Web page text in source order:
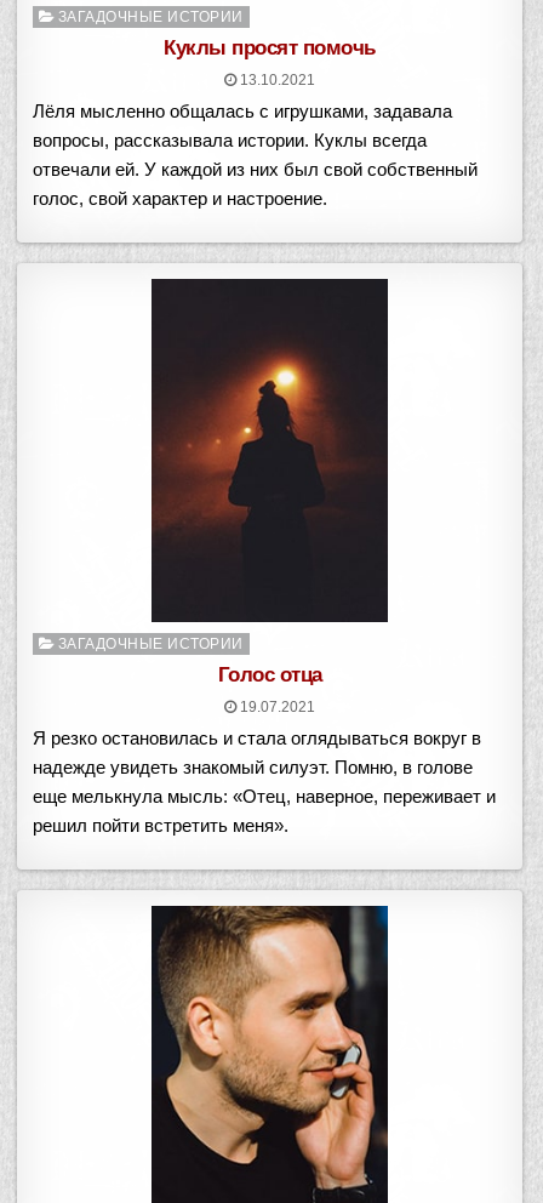
Опубликовано
ЗАГАДОЧНЫЕ ИСТОРИИ
Куклы просят помочь
13.10.2021
Лёля мысленно общалась с игрушками, задавала
вопросы, рассказывала истории. Куклы всегда
отвечали ей. У каждой из них был свой собственный
голос, свой характер и настроение.
Опубликовано
ЗАГАДОЧНЫЕ ИСТОРИИ
Голос отца
19.07.2021
Я резко остановилась и стала оглядываться вокруг в
надежде увидеть знакомый силуэт. Помню, в голове
еще мелькнула мысль: «Отец, наверное, переживает и
решил пойти встретить меня».